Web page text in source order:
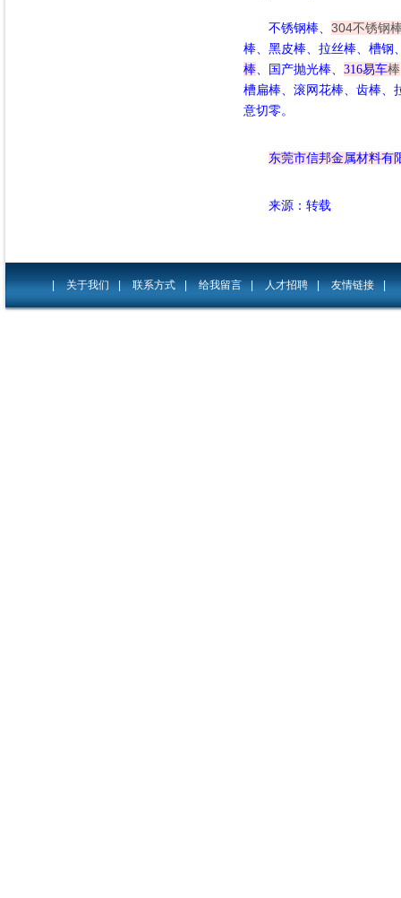
不锈钢棒、304不锈钢
棒、黑皮棒、拉丝棒、槽钢
棒
国产抛光棒 、316易车棒
槽扁棒 、滚网花棒 、齿棒、
意切零 。
东莞市信邦金属材料有
来源：转载
| 关于我们 | 联系方式 | 给我留言 | 人才招聘 | 友情链接 |